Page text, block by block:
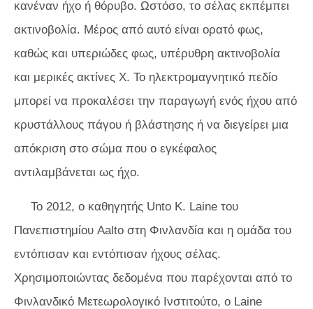
κανέναν ήχο ή θόρυβο. Ωστόσο, το σέλας εκπέμπει
ακτινοβολία. Μέρος από αυτό είναι ορατό φως,
καθώς και υπεριώδες φως, υπέρυθρη ακτινοβολία
και μερικές ακτίνες Χ. Το ηλεκτρομαγνητικό πεδίο
μπορεί να προκαλέσει την παραγωγή ενός ήχου από
κρυστάλλους πάγου ή βλάστησης ή να διεγείρει μια
απόκριση στο σώμα που ο εγκέφαλος
αντιλαμβάνεται ως ήχο.
Το 2012, ο καθηγητής Unto K. Laine του
Πανεπιστημίου Aalto στη Φινλανδία και η ομάδα του
εντόπισαν και εντόπισαν ήχους σέλας.
Χρησιμοποιώντας δεδομένα που παρέχονται από το
Φινλανδικό Μετεωρολογικό Ινστιτούτο, ο Laine